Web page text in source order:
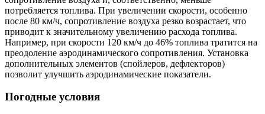
потребляется топлива. При увеличении скорости, особенно
после 80 км/ч, сопротивление воздуха резко возрастает, что
приводит к значительному увеличению расхода топлива.
Например, при скорости 120 км/ч до 46% топлива тратится на
преодоление аэродинамического сопротивления. Установка
дополнительных элементов (спойлеров, дефлекторов)
позволит улучшить аэродинамические показатели.
Погодные условия